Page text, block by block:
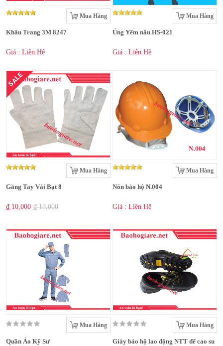
Mua Hàng
Khẩu Trang 3M 8247
Giá : Liên Hệ
Mua Hàng
Ủng Yếm nâu HS-021
Giá : Liên Hệ
SALE
Mua Hàng
Găng Tay Vải Bạt 8
₫ 10,000 ₫ 13,000
Mua Hàng
Nón bảo hộ N.004
Giá : Liên Hệ
Mua Hàng
Quần Áo Kỹ Sư
Mua Hàng
Giày bảo hộ lao động NTT đế cao su